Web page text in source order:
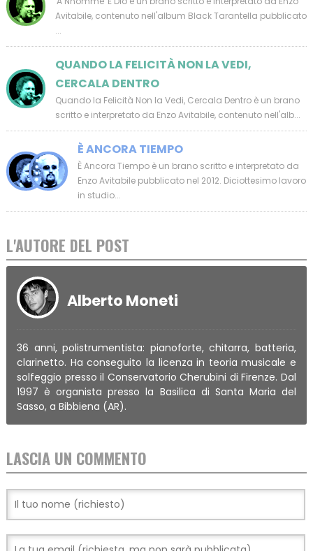
Avitabile, contenuto nell'album Black Tarantella pubblicato
...
QUANDO LA FELICITÀ NON LA VEDI,
CERCALA DENTRO
Quando la Felicità Non la Vedi, Cercala Dentro è un brano
scritto e interpretato da Enzo Avitabile, contenuto nell'alb...
È ANCORA TIEMPO
È Ancora Tiempo è un brano scritto e interpretato da
Enzo Avitabile pubblicato nel 2012. Diciottesimo lavoro
in studio...
L'AUTORE DEL POST
Alberto Moneti
36 anni, polistrumentista: pianoforte, chitarra, batteria,
clarinetto. Ha conseguito la licenza in teoria musicale e
solfeggio presso il Conservatorio Cherubini di Firenze. Dal
1997 è organista presso la Basilica di Santa Maria del
Sasso, a Bibbiena (AR).
LASCIA UN COMMENTO